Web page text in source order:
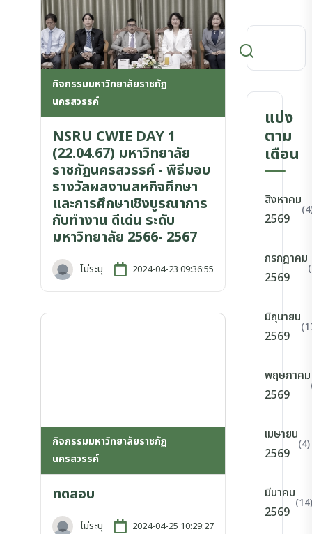
กิจกรรมมหาวิทยาลัยราชภัฏ
นครสวรรค์
NSRU CWIE DAY 1
(22.04.67) มหาวิทยาลัย
ราชภัฏนครสวรรค์ - พิธีมอบ
รางวัลผลงานสหกิจศึกษา
และการศึกษาเชิงบูรณาการ
กับทำงาน ดีเด่น ระดับ
มหาวิทยาลัย 2566- 2567
ไม่ระบุ 2024-04-23 09:36:55
กิจกรรมมหาวิทยาลัยราชภัฏ
นครสวรรค์
ทดสอบ
ไม่ระบุ 2024-04-25 10:29:27
แบ่ง
ตาม
เดือน
สิงหาคม
2569
กรกฎาคม
2569
มิถุนายน
2569
พฤษภาคม
2569
เมษายน
2569
(4)
มีนาคม
2569
(14)